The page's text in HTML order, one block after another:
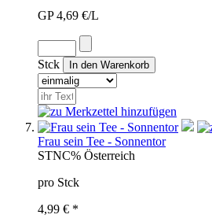
GP 4,69 €/L
Stck
Frau sein Tee - Sonnentor
STNC% Österreich
pro Stck
4,99 € *